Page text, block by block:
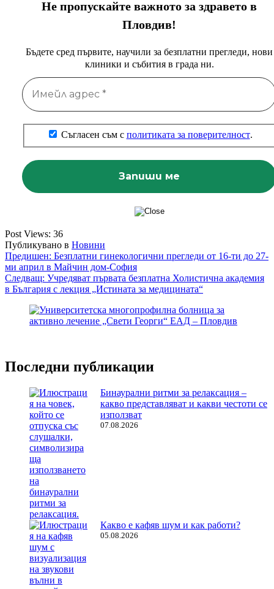
Не пропускайте важното за здравето в
Пловдив!
Бъдете сред първите, научили за безплатни прегледи, нови
клиники и събития в града ни.
Съгласен съм с политиката за поверителност.
Post Views: 36
Публикувано в Новини
Навигация
Предишен: Безплатни гинекологични прегледи от 16-ти до 27-
ми април в Майчин дом-София
Следващ: Учредяват първата безплатна Холистична академия
в България с лекция „Истината за медицината“
Последни публикации
Бинаурални ритми за релаксация –
какво представляват и какви честоти се
използват
07.08.2026
Какво е кафяв шум и как работи?
05.08.2026